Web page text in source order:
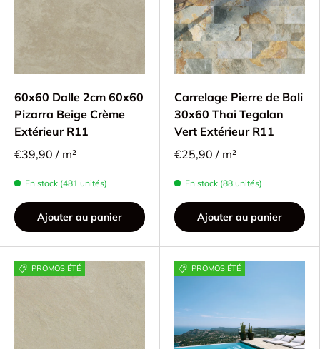
60x60 Dalle 2cm 60x60
Pizarra Beige Crème
Extérieur R11
€39,90 / m²
En stock (481 unités)
Ajouter au panier
Carrelage Pierre de Bali
30x60 Thai Tegalan
Vert Extérieur R11
€25,90 / m²
En stock (88 unités)
Ajouter au panier
PROMOS ÉTÉ PROMOS ÉTÉ